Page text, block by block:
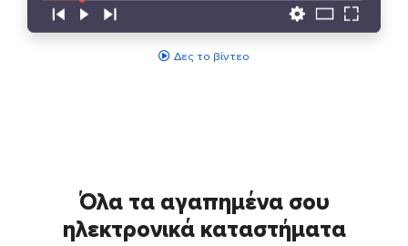
Δες το βίντεο
Όλα τα αγαπημένα σου
ηλεκτρονικά καταστήματα